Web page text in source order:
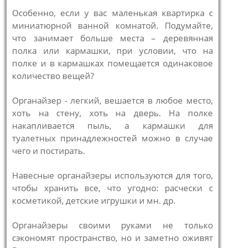
Особенно, если у вас маленькая квартирка с
миниатюрной ванной комнатой. Подумайте,
что занимает больше места – деревянная
полка или кармашки, при условии, что на
полке и в кармашках помещается одинаковое
количество вещей?
Органайзер - легкий, вешается в любое место,
хоть на стену, хоть на дверь. На полке
накапливается пыль, а кармашки для
туалетных принадлежностей можно в случае
чего и постирать.
Навесные органайзеры используются для того,
чтобы хранить все, что угодно: расчески с
косметикой, детские игрушки и мн. др.
Органайзеры своими руками не только
сэкономят пространство, но и заметно оживят